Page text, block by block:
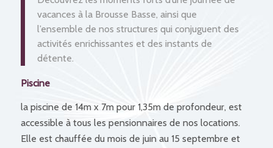
vacances à la Brousse Basse, ainsi que
l’ensemble de nos structures qui conjuguent des
activités enrichissantes et des instants de
détente.
Piscine
la piscine de 14m x 7m pour 1,35m de profondeur, est
accessible à tous les pensionnaires de nos locations.
Elle est chauffée du mois de juin au 15 septembre et